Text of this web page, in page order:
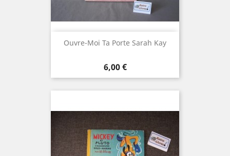
Ouvre-Moi Ta Porte Sarah Kay
Prix
6,00 €